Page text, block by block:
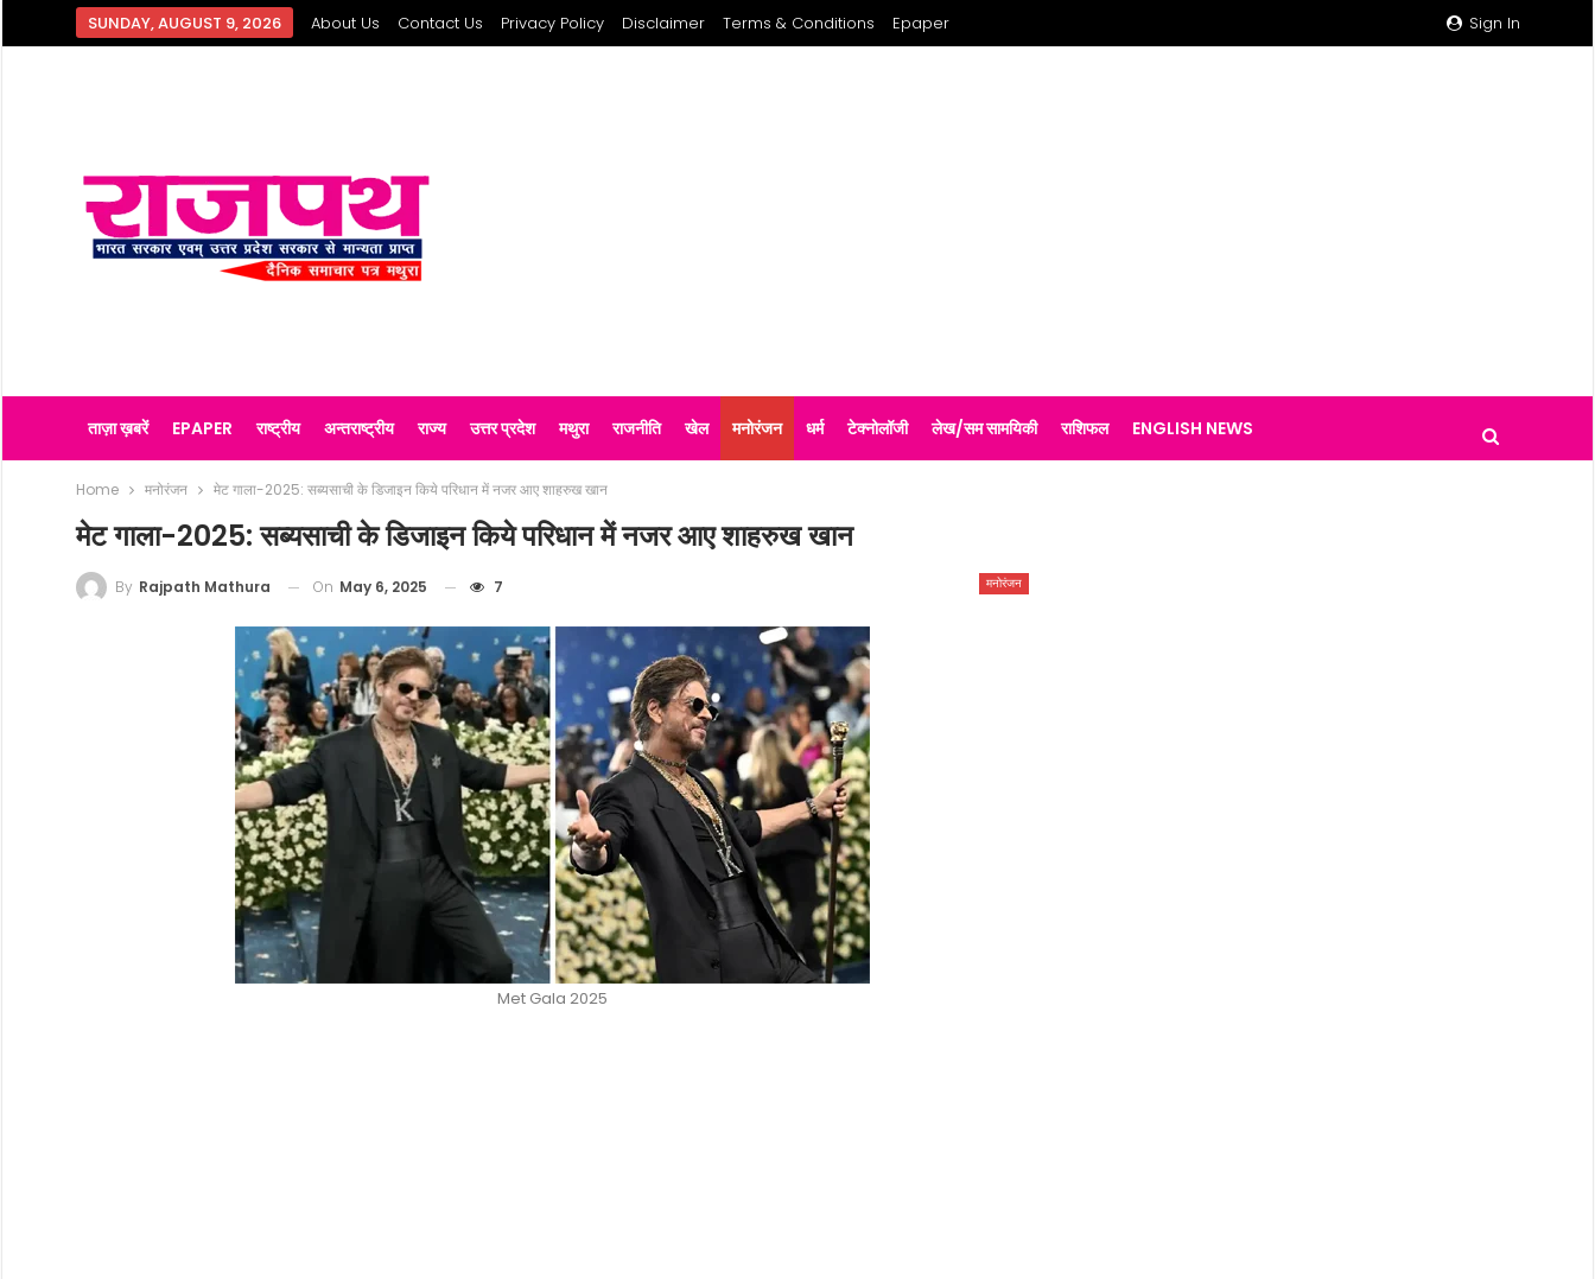
Sign In
SUNDAY, AUGUST 9, 2026 About Us Contact Us Privacy Policy Disclaimer Terms & Conditions Epaper
ताज़ा ख़बरें EPAPER राष्ट्रीय अन्तराष्ट्रीय राज्य उत्तर प्रदेश मथुरा राजनीति खेल मनोरंजन धर्म टेक्नोलॉजी लेख/सम सामयिकी राशिफल ENGLISH NEWS
Home मनोरंजन मेट गाला-2025: सब्यसाची के डिजाइन किये परिधान में नजर आए शाहरुख खान
मेट गाला-2025: सब्यसाची के डिजाइन किये परिधान में नजर आए शाहरुख खान
मनोरंजन
By Rajpath Mathura On May 6, 2025 7
Met Gala 2025